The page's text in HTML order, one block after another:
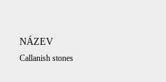
NÁZEV
Callanish stones